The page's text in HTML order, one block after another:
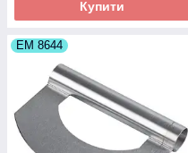
Купити
ЕМ 8644